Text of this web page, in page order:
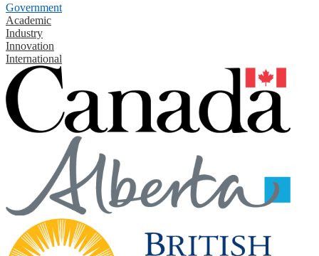
Government
Academic
Industry
Innovation
International